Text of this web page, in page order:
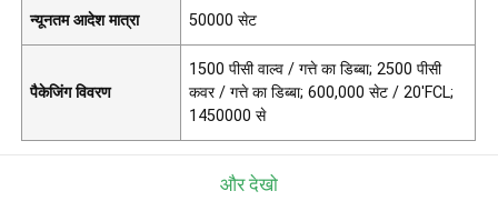
न्यूनतम आदेश मात्रा 50000 सेट
पैकेजिंग विवरण
1500 पीसी वाल्व / गत्ते का डिब्बा; 2500 पीसी
कवर / गत्ते का डिब्बा; 600,000 सेट / 20'FCL;
1450000 से
और देखो